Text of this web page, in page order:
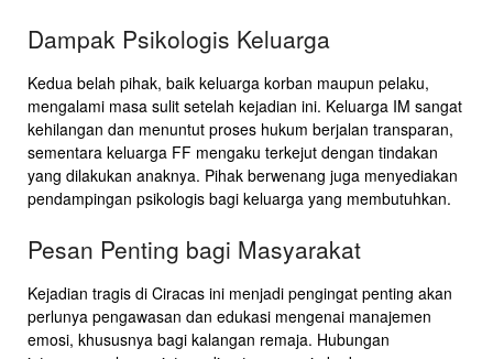
Dampak Psikologis Keluarga
Kedua belah pihak, baik keluarga korban maupun pelaku,
mengalami masa sulit setelah kejadian ini. Keluarga IM sangat
kehilangan dan menuntut proses hukum berjalan transparan,
sementara keluarga FF mengaku terkejut dengan tindakan
yang dilakukan anaknya. Pihak berwenang juga menyediakan
pendampingan psikologis bagi keluarga yang membutuhkan.
Pesan Penting bagi Masyarakat
Kejadian tragis di Ciracas ini menjadi pengingat penting akan
perlunya pengawasan dan edukasi mengenai manajemen
emosi, khususnya bagi kalangan remaja. Hubungan